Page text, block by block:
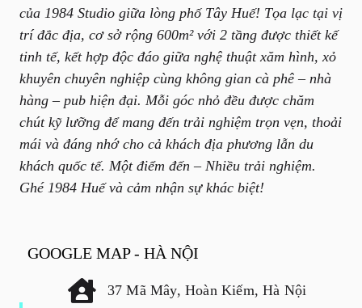
của 1984 Studio giữa lòng phố Tây Huế! Tọa lạc tại vị
trí đắc địa, cơ sở rộng 600m² với 2 tầng được thiết kế
tinh tế, kết hợp độc đáo giữa nghệ thuật xăm hình, xỏ
khuyên chuyên nghiệp cùng không gian cà phê – nhà
hàng – pub hiện đại. Mỗi góc nhỏ đều được chăm
chút kỹ lưỡng để mang đến trải nghiệm trọn vẹn, thoải
mái và đáng nhớ cho cả khách địa phương lẫn du
khách quốc tế. Một điểm đến – Nhiều trải nghiệm.
Ghé 1984 Huế và cảm nhận sự khác biệt!
GOOGLE MAP - HÀ NỘI
37 Mã Mây, Hoàn Kiếm, Hà Nội